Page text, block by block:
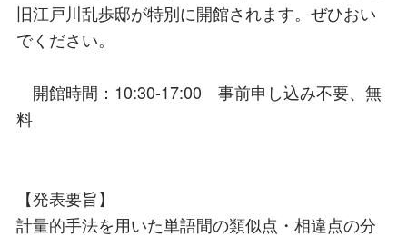
旧江戸川乱歩邸が特別に開館されます。ぜひおい
でください。
開館時間：10:30-17:00 事前申し込み不要、無
料
【発表要旨】
計量的手法を用いた単語間の類似点・相違点の分